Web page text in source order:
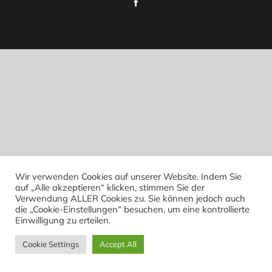
Wir verwenden Cookies auf unserer Website. Indem Sie
auf „Alle akzeptieren“ klicken, stimmen Sie der
Verwendung ALLER Cookies zu. Sie können jedoch auch
die „Cookie-Einstellungen“ besuchen, um eine kontrollierte
Einwilligung zu erteilen.
Cookie Settings Accept All